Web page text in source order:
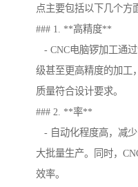
点主要包括以下几个方
### 1. **高精度**
- CNC电脑锣加工通
级甚至更高精度的加工
质量符合设计要求。
### 2. **率**
- 自动化程度高，减
大批量生产。同时，
效率。